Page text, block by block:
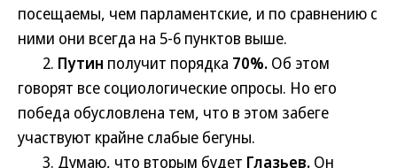
посещаемы, чем парламентские, и по сравнению с
ними они всегда на 5-6 пунктов выше.
2. Путин получит порядка 70%. Об этом
говорят все социологические опросы. Но его
победа обусловлена тем, что в этом забеге
участвуют крайне слабые бегуны.
3. Думаю, что вторым будет Глазьев. Он